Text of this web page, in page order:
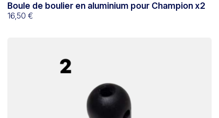
Boule de boulier en aluminium pour Champion x2
16,50 €